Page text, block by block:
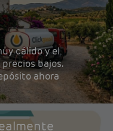
cálido y el
bajos.
ahora